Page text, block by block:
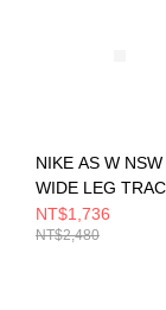
NIKE AS W NSW
WIDE LEG
PNT 女 長褲
IH8515133
NT$1,736
NT$2,480